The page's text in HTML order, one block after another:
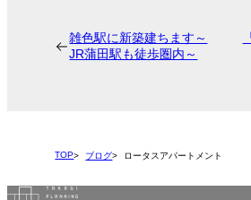
雑色駅に新築建ちます～
JR蒲田駅も徒歩圏内～
TOP ブログ ロータスアパートメント